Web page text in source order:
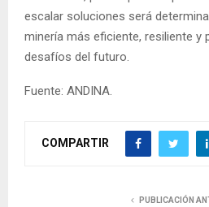
escalar soluciones será
minería más eficiente, resiliente y
desafíos del futuro.
Fuente: ANDINA.
COMPARTIR
PUBLICACIÓN